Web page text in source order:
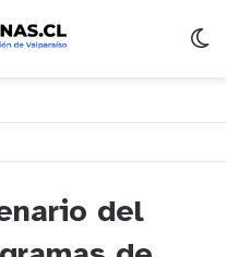
del